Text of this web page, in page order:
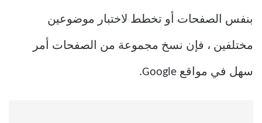
بنفس الصفحات أو تخطط لاختبار موضوعين
مختلفين ، فإن نسخ مجموعة من الصفحات أمر
سهل في مواقع Google.